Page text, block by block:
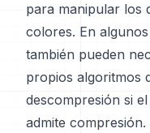
para manipular los
colores. En
también pueden
propios algoritmos
descompresión si
admite compresión.